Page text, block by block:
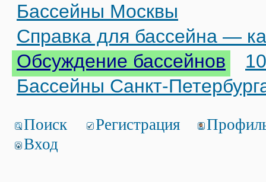
Бассейны Москвы
Справка для бассейна —
Обсуждение бассейнов
Бассейны Санкт-
Поиск Регистрация
Вход